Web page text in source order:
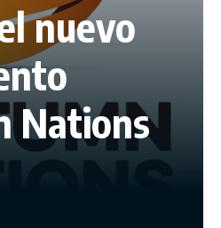
nuevo
Nations